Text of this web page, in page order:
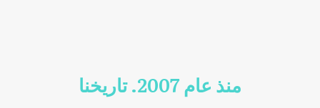
منذ عام 2007. تاريخنا